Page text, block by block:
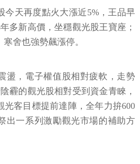
今天再度點火大漲近5%，王品早
多新高價，坐穩觀光股王寶座；
舍也強勢飆漲停。
盪，電子權值股相對疲軟，走勢
霾的觀光股相對受到資金青睞，
光客目標提前達陣，全年力拚600
出一系列激勵觀光市場的補助方